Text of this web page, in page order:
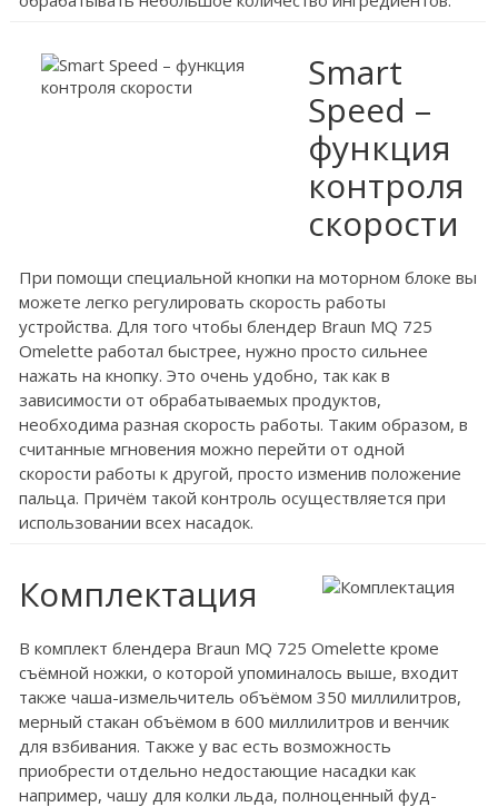
Smart
Speed –
функция
контроля
скорости
При помощи специальной кнопки на моторном блоке вы
можете легко регулировать скорость работы
устройства. Для того чтобы блендер Braun MQ 725
Omelette работал быстрее, нужно просто сильнее
нажать на кнопку. Это очень удобно, так как в
зависимости от обрабатываемых продуктов,
необходима разная скорость работы. Таким образом, в
считанные мгновения можно перейти от одной
скорости работы к другой, просто изменив положение
пальца. Причём такой контроль осуществляется при
использовании всех насадок.
Комплектация
В комплект блендера Braun MQ 725 Omelette кроме
съёмной ножки, о которой упоминалось выше, входит
также чаша-измельчитель объёмом 350 миллилитров,
мерный стакан объёмом в 600 миллилитров и венчик
для взбивания. Также у вас есть возможность
приобрести отдельно недостающие насадки как
например, чашу для колки льда, полноценный фуд-